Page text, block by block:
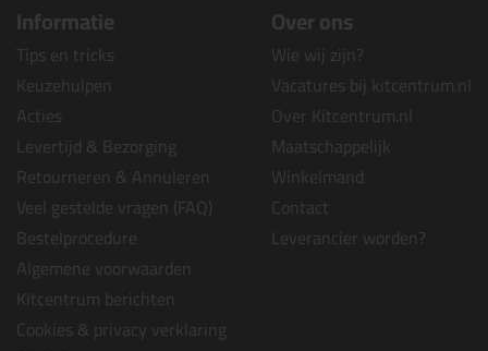
Informatie
Tips en tricks
Keuzehulpen
Acties
Levertijd & Bezorging
Retourneren & Annuleren
Veel gestelde vragen (FAQ)
Bestelprocedure
Algemene voorwaarden
Kitcentrum berichten
Cookies & privacy verklaring
Over ons
Wie wij zijn?
Vacatures bij kitcentrum.nl
Over Kitcentrum.nl
Maatschappelijk
Winkelmand
Contact
Leverancier worden?